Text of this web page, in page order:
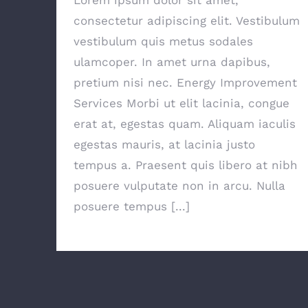
consectetur adipiscing elit. Vestibulum
vestibulum quis metus sodales
ulamcoper. In amet urna dapibus,
pretium nisi nec. Energy Improvement
Services Morbi ut elit lacinia, congue
erat at, egestas quam. Aliquam iaculis
egestas mauris, at lacinia justo
tempus a. Praesent quis libero at nibh
posuere vulputate non in arcu. Nulla
posuere tempus [...]